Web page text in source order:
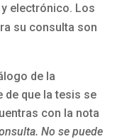
electrónico. Los
su consulta son
de la
de que la tesis se
con la nota
No se puede